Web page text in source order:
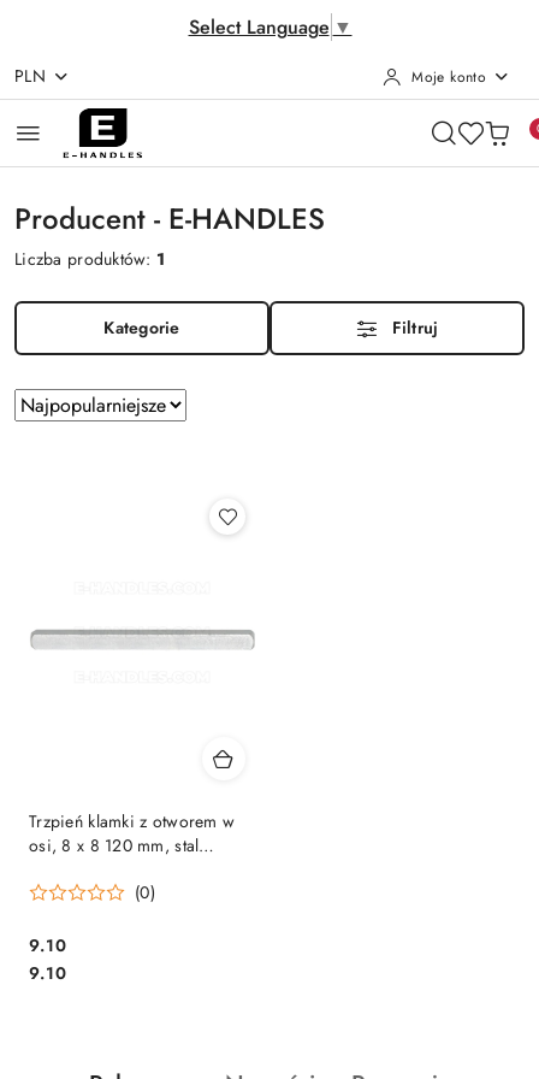
Select Language ▼
Przejdź do treści głównej
Przejdź do wyszukiwarki
Przejdź do moje konto
Przejdź do menu głównego
Przejdź do stopki
PLN Moje konto
Producent - E-HANDLES
Liczba produktów: 1
Kategorie Filtruj
Zastosowano
sortowanie:
Sortuj
według
Trzpień klamki z otworem w
osi, 8 x 8 120 mm, stal
(0)
Cena:
9.10
Cena:
9.10